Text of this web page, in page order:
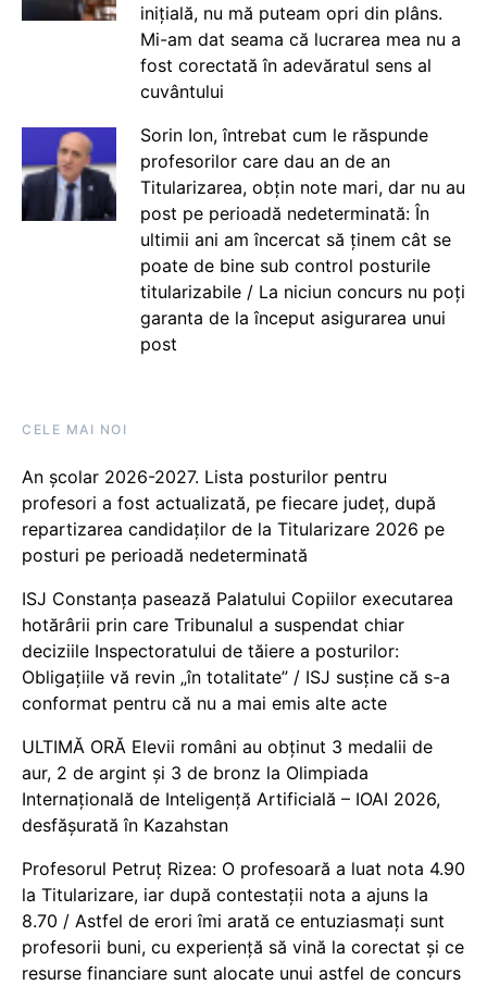
inițială, nu mă puteam opri din plâns.
Mi-am dat seama că lucrarea mea nu a
fost corectată în adevăratul sens al
cuvântului
Sorin Ion, întrebat cum le răspunde
profesorilor care dau an de an
Titularizarea, obțin note mari, dar nu au
post pe perioadă nedeterminată: În
ultimii ani am încercat să ținem cât se
poate de bine sub control posturile
titularizabile / La niciun concurs nu poți
garanta de la început asigurarea unui
post
CELE MAI NOI
An școlar 2026-2027. Lista posturilor pentru
profesori a fost actualizată, pe fiecare județ, după
repartizarea candidaților de la Titularizare 2026 pe
posturi pe perioadă nedeterminată
ISJ Constanța pasează Palatului Copiilor executarea
hotărârii prin care Tribunalul a suspendat chiar
deciziile Inspectoratului de tăiere a posturilor:
Obligațiile vă revin „în totalitate” / ISJ susține că s-a
conformat pentru că nu a mai emis alte acte
ULTIMĂ ORĂ Elevii români au obținut 3 medalii de
aur, 2 de argint și 3 de bronz la Olimpiada
Internațională de Inteligență Artificială – IOAI 2026,
desfășurată în Kazahstan
Profesorul Petruț Rizea: O profesoară a luat nota 4.90
la Titularizare, iar după contestații nota a ajuns la
8.70 / Astfel de erori îmi arată ce entuziasmați sunt
profesorii buni, cu experiență să vină la corectat și ce
resurse financiare sunt alocate unui astfel de concurs